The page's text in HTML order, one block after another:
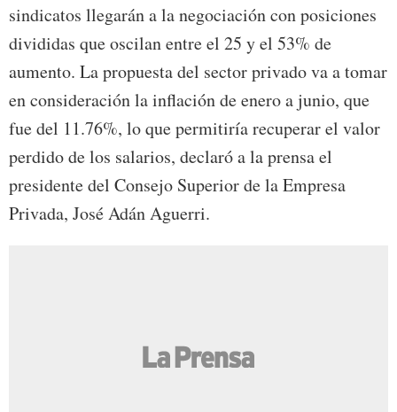
sindicatos llegarán a la negociación con posiciones
divididas que oscilan entre el 25 y el 53% de
aumento. La propuesta del sector privado va a tomar
en consideración la inflación de enero a junio, que
fue del 11.76%, lo que permitiría recuperar el valor
perdido de los salarios, declaró a la prensa el
presidente del Consejo Superior de la Empresa
Privada, José Adán Aguerri.